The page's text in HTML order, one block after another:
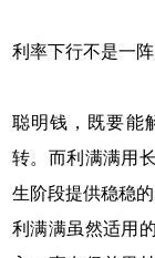
利率下行不是一
聪明钱，既要能
转。而利满满用
生阶段提供稳稳的
利满满虽然适用